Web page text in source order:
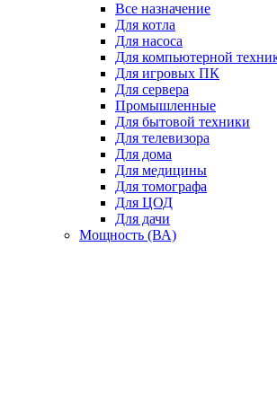
Все назначение
Для котла
Для насоса
Для компьютерной
Для игровых ПК
Для сервера
Промышленные
Для бытовой техники
Для телевизора
Для дома
Для медицины
Для томографа
Для ЦОД
Для дачи
Мощность (ВА)